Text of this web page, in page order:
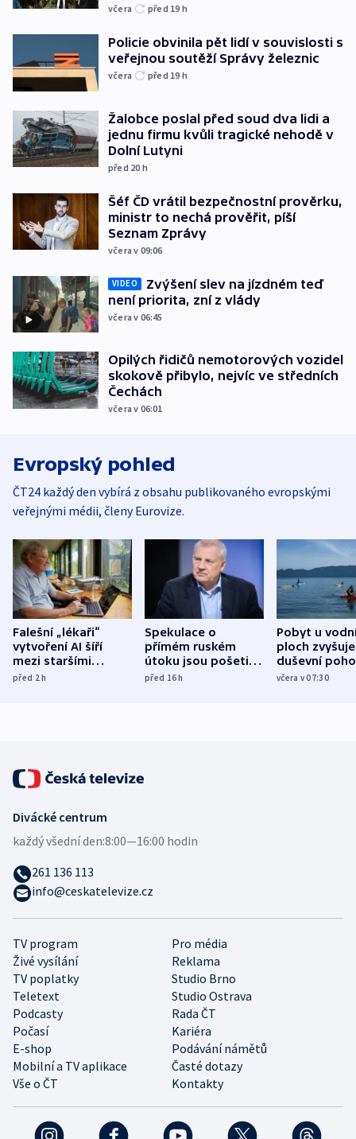
včera před 19 h
Policie obvinila pět lidí v souvislosti s
veřejnou soutěží Správy železnic
včera před 19 h
Žalobce poslal před soud dva lidi a
jednu firmu kvůli tragické nehodě v
Dolní Lutyni
před 20 h
Šéf ČD vrátil bezpečnostní prověrku,
ministr to nechá prověřit, píší
Seznam Zprávy
včera v 09:06
VIDEO
Zvýšení slev na jízdném teď
není priorita, zní z vlády
včera v 06:45
Opilých řidičů nemotorových vozidel
skokově přibylo, nejvíc ve středních
Čechách
včera v 06:01
Evropský pohled
ČT24 každý den vybírá z obsahu publikovaného evropskými
veřejnými médii, členy Eurovize.
Falešní „lékaři“
vytvoření AI šíří
mezi staršími
Poláky nebezpečné
před 2h
Spekulace o
přímém ruském
útoku jsou pošetilé,
míní estonský
před 16h
Pobyt u
ploch zvyšuje
duševní
ukázala
včera v 07:30
TV program
Pro média
Živé vysílání
Reklama
TV poplatky
Studio Brno
Teletext
Studio Ostrava
Podcasty
Rada ČT
Počasí
Kariéra
E-shop
Podávání námětů
Mobilní a TV aplikace
Časté dotazy
Vše o ČT
Kontakty
Divácké centrum
každý všední den:8:00—16:00 hodin
261 136 113
info@ceskatelevize.cz